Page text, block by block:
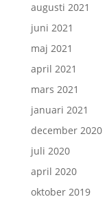
augusti 2021
juni 2021
maj 2021
april 2021
mars 2021
januari 2021
december 2020
juli 2020
april 2020
oktober 2019